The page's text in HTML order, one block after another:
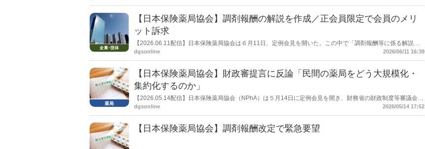
【日本保険薬局協会】調剤報酬の解説を作成／正会員限定で会員のメリ
ット訴求
【2026.06.11配信】日本保険薬局協会は６月11日、定例会見を開いた。この中で「調剤報酬等に係る解説」
を作成したことを報告。協会正会員限定への提供とすることで、協会会員のメリットも訴求したい考え。
dgsonline 2026/06/11 16:39
【日本保険薬局協会】財政審提言に反論「民間の薬局をどう大規模化・
集約化するのか」
【2026.05.14配信】日本保険薬局協会（NPhA）は５月14日に定例会見を開き、財務省の財政制度等審議会
（財政審）から薬局の大規模化・集約化などが提言されていることに反論した。「民間の薬局をどう大規模
dgsonline 2026/05/14 17:52
【日本保険薬局協会】調剤報酬改定で緊急要望